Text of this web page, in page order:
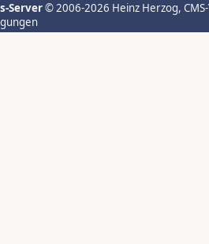
Server© 2006-2026 Heinz Herzog,